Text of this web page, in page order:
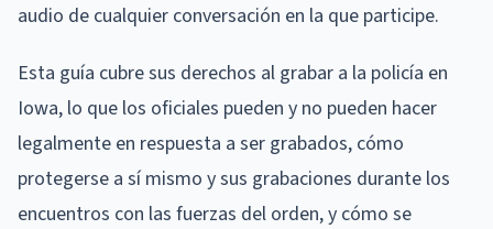
audio de cualquier conversación en la que participe.
Esta guía cubre sus derechos al grabar a la policía en
Iowa, lo que los oficiales pueden y no pueden hacer
legalmente en respuesta a ser grabados, cómo
protegerse a sí mismo y sus grabaciones durante los
encuentros con las fuerzas del orden, y cómo se